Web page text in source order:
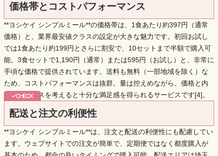
価格帯とコストパフォーマンス
**ヨシケイ シンプルミール**の価格帯は、1食あたり約397円（通常
価格）と、 業界最安値クラスの設定が大きな魅力です。初回お試し
では1食あたり約199円とさらに割安で、10セットまで半額で購入可
能。3食セットで1,190円（通常）または595円（お試し）と、非常に
手頃な価格で提供されています。送料も無料（一部地域を除く）な
ため、コストパフォーマンスは抜群。量は控えめながら、価格と内
容のバランスを考えると十分な満足感を得られるサービスです[4]。
配送と注文の利便性
**ヨシケイ シンプルミール**は、注文と配送の利便性にも配慮してい
ます。ウェブサイトでの注文が簡単で、定期便ではなく都度購入が